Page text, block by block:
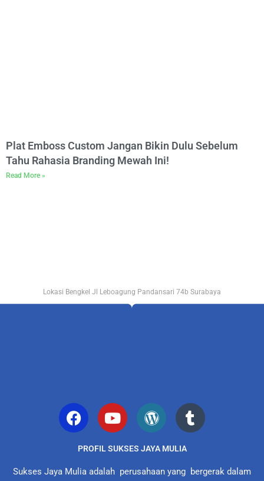
Plat Emboss Custom Jangan Bikin Dulu Sebelum
Tahu Rahasia Branding Mewah Ini!
Read More »
Lokasi Bengkel Jl Leboagung Pandansari 74b Surabaya
PROFIL SUKSES JAYA MULIA
Sukses Jaya Mulia adalah perusahaan yang bergerak dalam